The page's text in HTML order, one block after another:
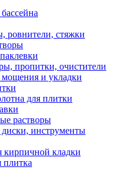
ровнители, стяжки
пропитки, очистители
и укладки
для плитки
растворы
инструменты
кирпичной кладки
плитка